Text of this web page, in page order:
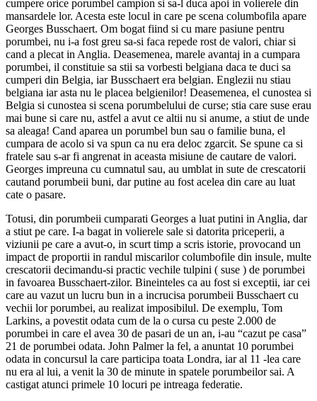
cumpere orice porumbel campion si sa-l duca apoi in volierele din
mansardele lor. Acesta este locul in care pe scena columbofila apare
Georges Busschaert. Om bogat fiind si cu mare pasiune pentru
porumbei, nu i-a fost greu sa-si faca repede rost de valori, chiar si
cand a plecat in Anglia. Deasemenea, marele avantaj in a cumpara
porumbei, il constituie sa stii sa vorbesti belgiana daca te duci sa
cumperi din Belgia, iar Busschaert era belgian. Englezii nu stiau
belgiana iar asta nu le placea belgienilor! Deasemenea, el cunostea si
Belgia si cunostea si scena porumbelului de curse; stia care suse erau
mai bune si care nu, astfel a avut ce altii nu si anume, a stiut de unde
sa aleaga! Cand aparea un porumbel bun sau o familie buna, el
cumpara de acolo si va spun ca nu era deloc zgarcit. Se spune ca si
fratele sau s-ar fi angrenat in aceasta misiune de cautare de valori.
Georges impreuna cu cumnatul sau, au umblat in sute de crescatorii
cautand porumbeii buni, dar putine au fost acelea din care au luat
cate o pasare.
Totusi, din porumbeii cumparati Georges a luat putini in Anglia, dar
a stiut pe care. I-a bagat in volierele sale si datorita priceperii, a
viziunii pe care a avut-o, in scurt timp a scris istorie, provocand un
impact de proportii in randul miscarilor columbofile din insule, multe
crescatorii decimandu-si practic vechile tulpini ( suse ) de porumbei
in favoarea Busschaert-zilor. Bineinteles ca au fost si exceptii, iar cei
care au vazut un lucru bun in a incrucisa porumbeii Busschaert cu
vechii lor porumbei, au realizat imposibilul. De exemplu, Tom
Larkins, a povestit odata cum de la o cursa cu peste 2.000 de
porumbei in care el avea 30 de pasari de un an, i-au “cazut pe casa”
21 de porumbei odata. John Palmer la fel, a anuntat 10 porumbei
odata in concursul la care participa toata Londra, iar al 11 -lea care
nu era al lui, a venit la 30 de minute in spatele porumbeilor sai. A
castigat atunci primele 10 locuri pe intreaga federatie.